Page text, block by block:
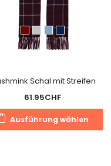
Schal mit Streifen
61.95CHF
Ausführung wählen